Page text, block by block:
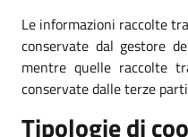
Le informazioni raccolte
conservate dal gestore
mentre quelle raccolte
conservate dalle terze
Tipologie di